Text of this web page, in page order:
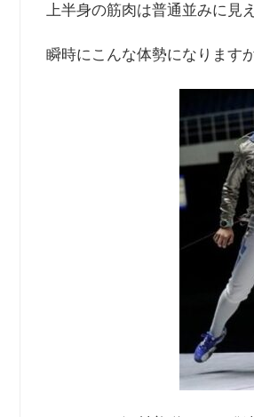
上半身の筋肉は普通並みに見
瞬時にこんな体勢になります